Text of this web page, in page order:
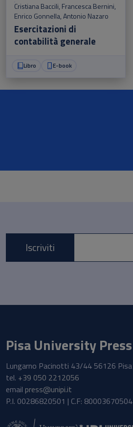
Cristiana Baccili, Francesca Bernini,
Enrico Gonnella,Antonio Nazaro
Esercitazioni di
contabilità generale
Libro E-book
E-mail *
Iscriviti
Pisa University Press
Lungarno Pacinotti 43/44 56126 Pisa
tel. +39 050 2212056
email press@unipi.it
P.I. 00286820501 | C.F: 80003670504